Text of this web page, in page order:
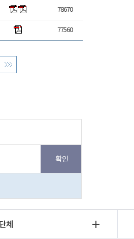
78670
77560
체